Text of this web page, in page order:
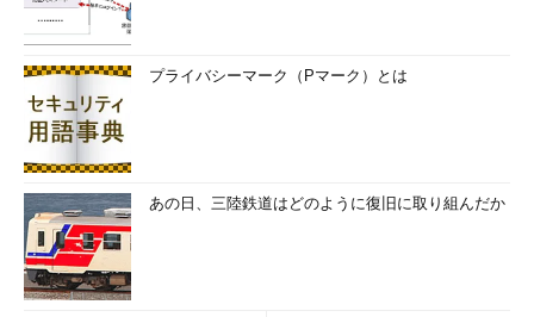
プライバシーマーク（Pマーク）とは
あの日、三陸鉄道はどのように復旧に取り組んだか